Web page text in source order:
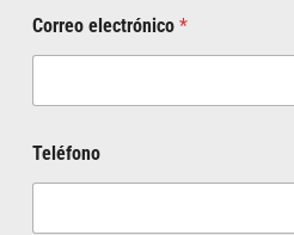
Correo electrónico *
Teléfono